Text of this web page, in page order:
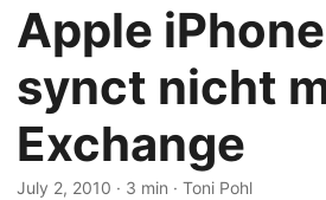
Apple
synct nicht
Exchange
July 2, 2010 · 3 min · Toni Pohl